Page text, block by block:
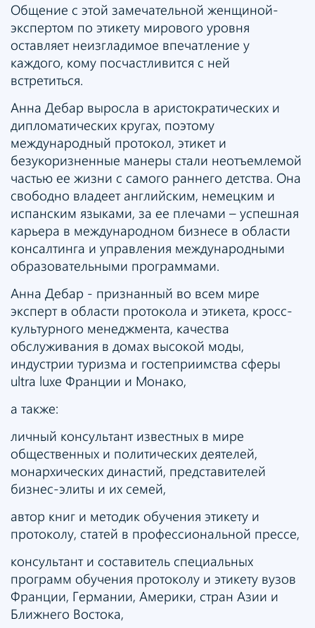
Общение с этой замечательной женщиной-
экспертом по этикету мирового уровня
оставляет неизгладимое впечатление у
каждого, кому посчастливится с ней
встретиться.
Анна Дебар выросла в аристократических и
дипломатических кругах, поэтому
международный протокол, этикет и
безукоризненные манеры стали неотъемлемой
частью ее жизни с самого раннего детства. Она
свободно владеет английским, немецким и
испанским языками, за ее плечами – успешная
карьера в международном бизнесе в области
консалтинга и управления международными
образовательными программами.
Анна Дебар - признанный во всем мире
эксперт в области протокола и этикета, кросс-
культурного менеджмента, качества
обслуживания в домах высокой моды,
индустрии туризма и гостеприимства сферы
ultra luxe Франции и Монако,
а также:
личный консультант известных в мире
общественных и политических деятелей,
монархических династий, представителей
бизнес-элиты и их семей,
автор книг и методик обучения этикету и
протоколу, статей в профессиональной прессе,
консультант и составитель специальных
программ обучения протоколу и этикету вузов
Франции, Германии, Америки, стран Азии и
Ближнего Востока,